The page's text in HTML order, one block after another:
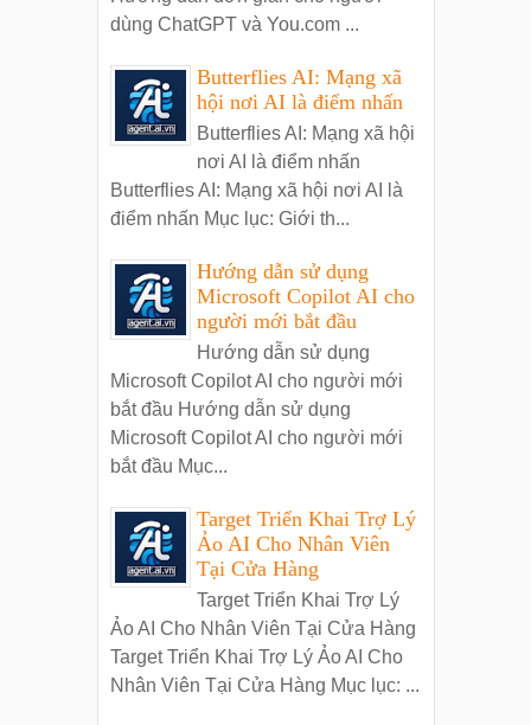
dùng ChatGPT và You.com ...
Butterflies AI: Mạng xã
hội nơi AI là điểm nhấn
Butterflies AI: Mạng xã hội
nơi AI là điểm nhấn
Butterflies AI: Mạng xã hội nơi AI là
điểm nhấn Mục lục: Giới th...
Hướng dẫn sử dụng
Microsoft Copilot AI cho
người mới bắt đầu
Hướng dẫn sử dụng
Microsoft Copilot AI cho người mới
bắt đầu Hướng dẫn sử dụng
Microsoft Copilot AI cho người mới
bắt đầu Mục...
Target Triển Khai Trợ Lý
Ảo AI Cho Nhân Viên
Tại Cửa Hàng
Target Triển Khai Trợ Lý
Ảo AI Cho Nhân Viên Tại Cửa Hàng
Target Triển Khai Trợ Lý Ảo AI Cho
Nhân Viên Tại Cửa Hàng Mục lục: ...